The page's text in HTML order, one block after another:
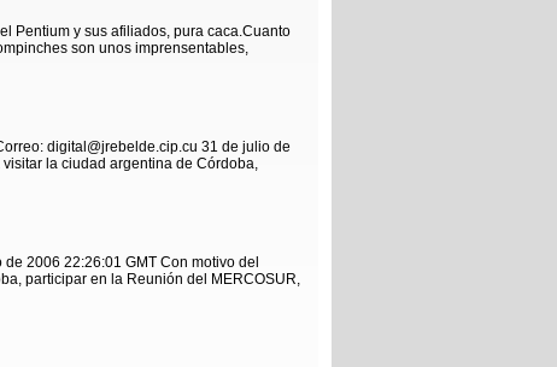
Pentium y sus afiliados, pura caca.Cuanto
son unos imprensentables,
digital@jrebelde.cip.cu 31 de julio de
la ciudad argentina de Córdoba,
2006 22:26:01 GMT Con motivo del
participar en la Reunión del MERCOSUR,